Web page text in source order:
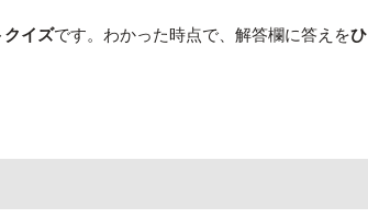
クイズです。わかった時点で、解答欄に答えをひ